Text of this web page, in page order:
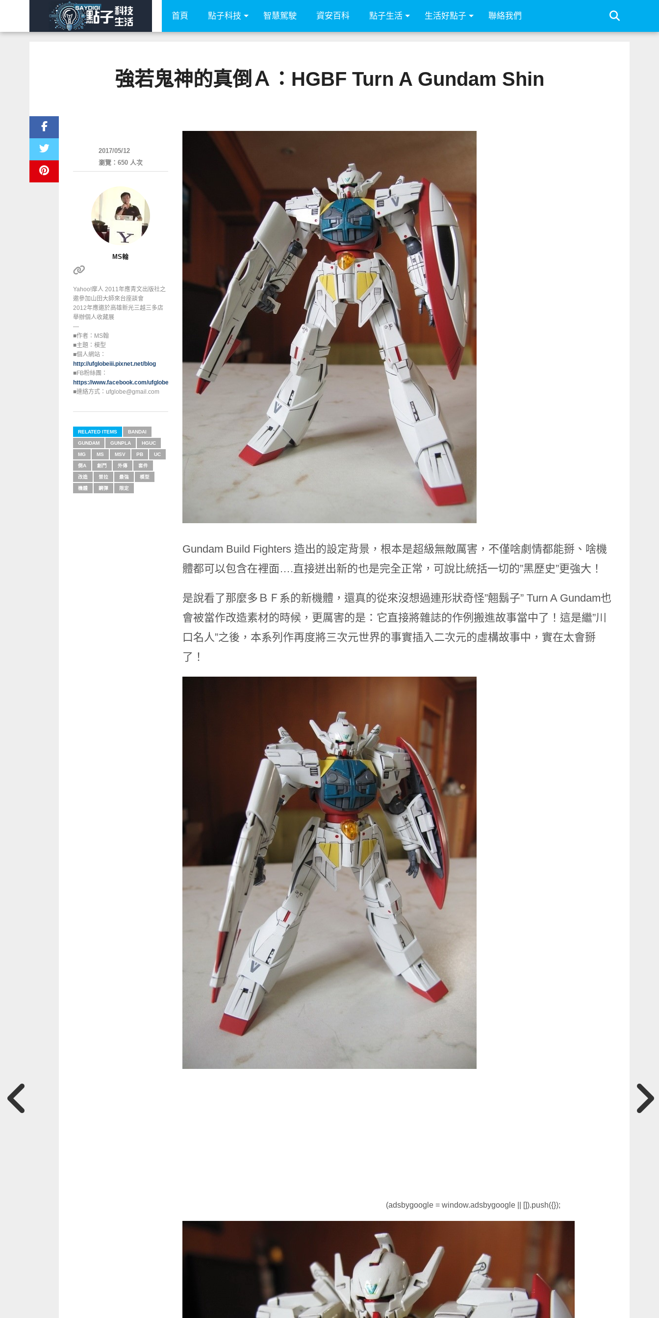
首頁 點子科技 智慧駕駛 資安百科 點子生活 生活好點子 聯絡我們
強若鬼神的真倒Ａ：HGBF Turn A Gundam Shin
Gundam Build Fighters 造出的設定背景，根本是超級無敵厲害，不僅啥劇情都能掰、啥機
體都可以包含在裡面….直接迸出新的也是完全正常，可說比統括一切的”黑歷史”更強大！
是說看了那麼多ＢＦ系的新機體，還真的從來沒想過連形狀奇怪”翹鬍子” Turn A Gundam也
會被當作改造素材的時候，更厲害的是：它直接將雜誌的作例搬進故事當中了！這是繼”川
口名人”之後，本系列作再度將三次元世界的事實插入二次元的虛構故事中，實在太會掰
了！
(adsbygoogle = window.adsbygoogle || []).push({});
2017/05/12
瀏覽：650 人次
MS翰
Yahoo!摩人 2011年應青文出版社之
邀參加山田大師來台座談會
2012年應邀於高雄新光三越三多店
舉辦個人收藏展
—
■作者：MS翰
■主題：模型
■個人網站：
http://ufglobeiii.pixnet.net/blog
■FB粉絲團：
https://www.facebook.com/ufglobe
■連絡方式：ufglobe@gmail.com
RELATED ITEMS BANDAI
GUNDAM GUNPLA HGUC
MG MS MSV PB UC
倒A 創鬥 外傳 套件
改造 普拉 最強 模型
機體 鋼彈 限定